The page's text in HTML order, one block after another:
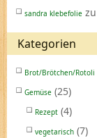
sandra klebefolie zu
Kategorien
Brot/Brötchen/Rotoli
Gemüse (25)
Rezept (4)
vegetarisch (7)